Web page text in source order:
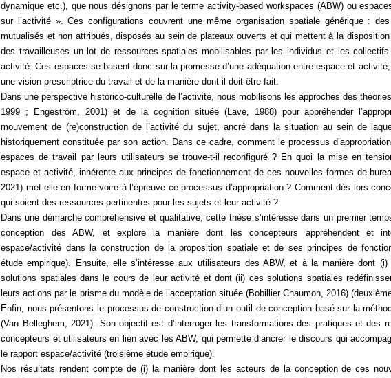
dynamique etc.), que nous désignons par le termeactivity-based workspaces (ABW) ou
sur l’activité ». Ces configurations couvrent une même organisation spatiale générique :
mutualisés et non attribués, disposés au sein de plateaux ouverts et qui mettent à la
des travailleuses un lot de ressources spatiales mobilisables par les individus et les
activité. Ces espaces se basent donc sur la promesse d’une adéquation entre espace et
une vision prescriptrice du travail et de la manière dont il doit être fait.
Dans une perspective historico-culturelle de l’activité, nous mobilisons les approches des
1999 ; Engeström, 2001) et de la cognition située (Lave, 1988) pour appréhender
mouvement de (re)construction de l’activité du sujet, ancré dans la situation au sein de
historiquement constituée par son action. Dans ce cadre, comment le processus
espaces de travail par leurs utilisateurs se trouve-t-il reconfiguré ? En quoi la mise en
espace et activité, inhérente aux principes de fonctionnement de ces nouvelles formes de
2021) met-elle en forme voire à l’épreuve ce processus d’appropriation ? Comment dès lors
qui soient des ressources pertinentes pour les sujets et leur activité ?
Dans une démarche compréhensive et qualitative, cette thèse s’intéresse dans un premier
conception des ABW, et explore la manière dont les concepteurs appréhendent et
espace/activité dans la construction de la proposition spatiale et de ses principes de
étude empirique). Ensuite, elle s’intéresse aux utilisateurs des ABW, et à la manière dont
solutions spatiales dans le cours de leur activité et dont (ii) ces solutions spatiales
leurs actions par le prisme du modèle de l’acceptation située (Bobillier Chaumon, 2016)
Enfin, nous présentons le processus de construction d’un outil de conception basé sur la
(Van Belleghem, 2021). Son objectif est d’interroger les transformations des pratiques et des
concepteurs et utilisateurs en lien avec les ABW, qui permette d’ancrer le discours qui
le rapport espace/activité (troisième étude empirique).
Nos résultats rendent compte de (i) la manière dont les acteurs de la conception de ces